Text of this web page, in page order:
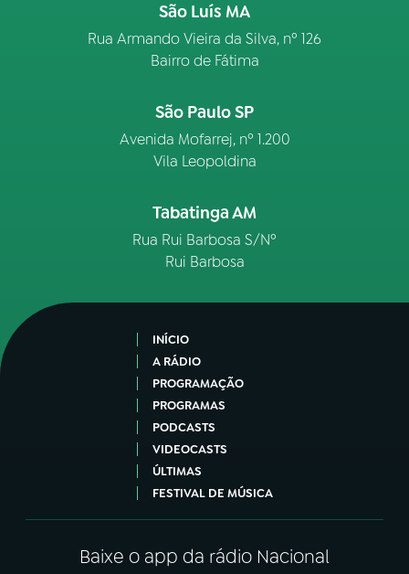
São Luís MA
Rua Armando Vieira da Silva, nº 126
Bairro de Fátima
São Paulo SP
Avenida Mofarrej, nº 1.200
Vila Leopoldina
Tabatinga AM
Rua Rui Barbosa S/Nº
Rui Barbosa
INÍCIO
A RÁDIO
PROGRAMAÇÃO
PROGRAMAS
PODCASTS
VIDEOCASTS
ÚLTIMAS
FESTIVAL DE MÚSICA
Baixe o app da rádio Nacional